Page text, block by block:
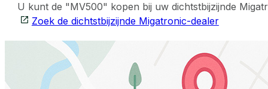
U kunt de "MV500" kopen bij uw dichtstbijzijnde
Zoek de dichtstbijzijnde Migatronic-dealer